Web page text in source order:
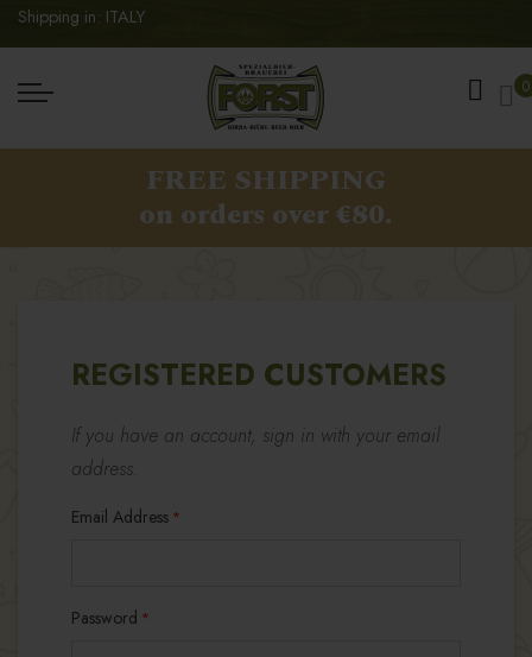
Shipping in: ITALY
0
FREE SHIPPING
on orders over €80.
REGISTERED CUSTOMERS
If you have an account, sign in with your email
address.
Email Address
Password